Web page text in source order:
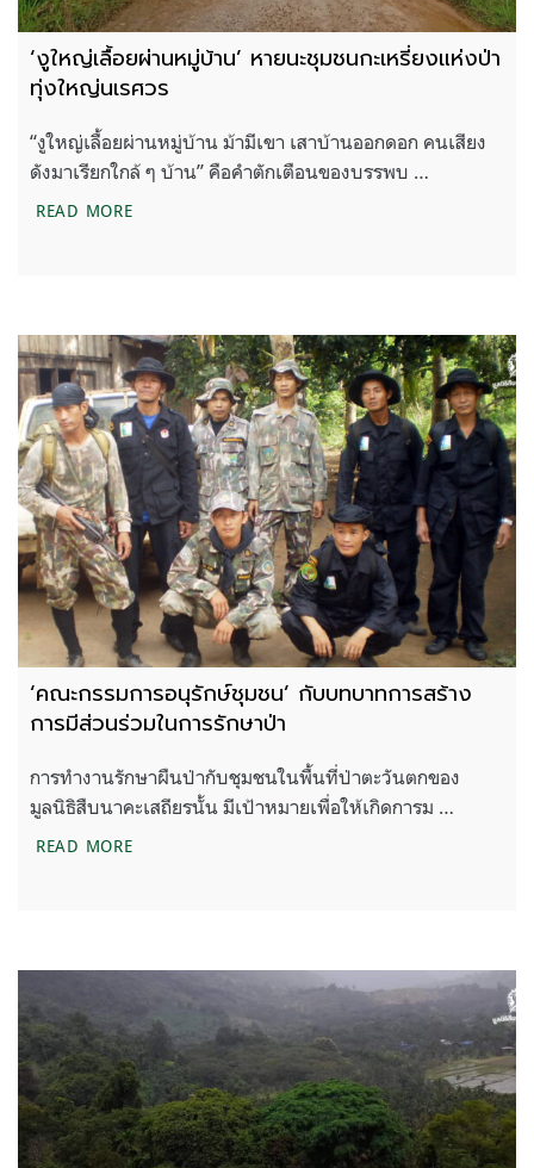
‘งูใหญ่เลื้อยผ่านหมู่บ้าน’ หายนะชุมชนกะเหรี่ยงแห่งป่า
ทุ่งใหญ่นเรศวร
“งูใหญ่เลื้อยผ่านหมู่บ้าน ม้ามีเขา เสาบ้านออกดอก คนเสียง
ดังมาเรียกใกล้ ๆ บ้าน” คือคำตักเตือนของบรรพบ …
READ MORE‘งูใหญ่เลื้อยผ่านหมู่บ้าน’ หายนะชุมชนกะเหรี่ยงแห่งป่
‘คณะกรรมการอนุรักษ์ชุมชน’ กับบทบาทการสร้าง
การมีส่วนร่วมในการรักษาป่า
การทำงานรักษาผืนป่ากับชุมชนในพื้นที่ป่าตะวันตกของ
มูลนิธิสืบนาคะเสถียรนั้น มีเป้าหมายเพื่อให้เกิดการม …
READ MORE‘คณะกรรมการอนุรักษ์ชุมชน’ กับบทบาทการสร้างการ